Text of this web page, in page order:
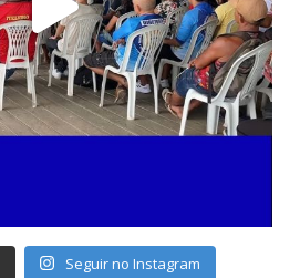
Seguir no Instagram